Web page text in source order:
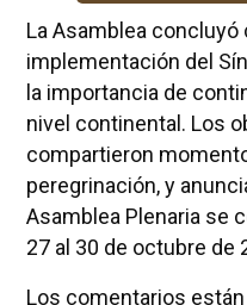
La Asamblea
implementación del
la importancia de
nivel continental. Los
compartieron
peregrinación, y
Asamblea Plenaria se
27 al 30 de octubre de
Los comentarios